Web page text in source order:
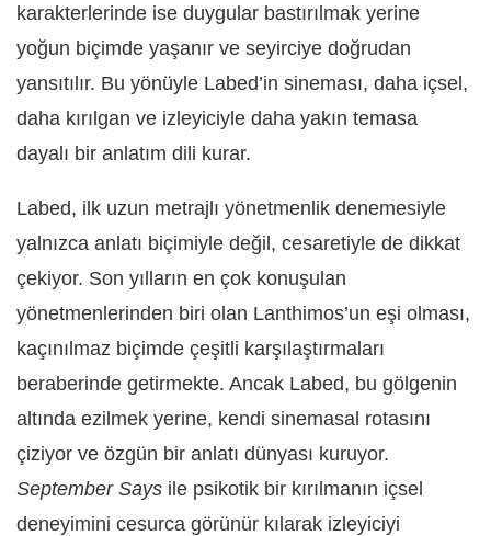
karakterlerinde ise duygular bastırılmak yerine
yoğun biçimde yaşanır ve seyirciye doğrudan
yansıtılır. Bu yönüyle Labed’in sineması, daha içsel,
daha kırılgan ve izleyiciyle daha yakın temasa
dayalı bir anlatım dili kurar.
Labed, ilk uzun metrajlı yönetmenlik denemesiyle
yalnızca anlatı biçimiyle değil, cesaretiyle de dikkat
çekiyor. Son yılların en çok konuşulan
yönetmenlerinden biri olan Lanthimos’un eşi olması,
kaçınılmaz biçimde çeşitli karşılaştırmaları
beraberinde getirmekte. Ancak Labed, bu gölgenin
altında ezilmek yerine, kendi sinemasal rotasını
çiziyor ve özgün bir anlatı dünyası kuruyor.
September Says ile psikotik bir kırılmanın içsel
deneyimini cesurca görünür kılarak izleyiciyi